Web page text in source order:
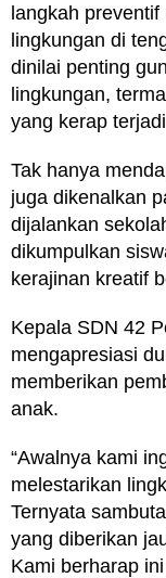
langkah
lingkungan di
dinilai penting
lingkungan,
yang kerap
Tak hanya
juga dikenalkan
dijalankan
dikumpulkan
kerajinan kreatif
Kepala SDN 42
mengapresiasi
memberikan
anak.
“Awalnya kami
melestarikan
Ternyata
yang diberikan
Kami berharap